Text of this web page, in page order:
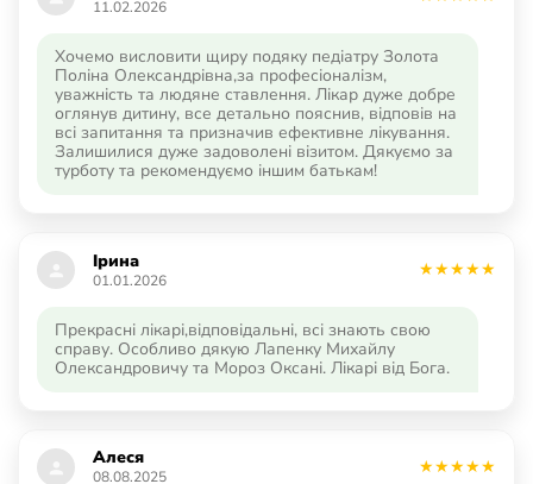
Хочемо висловити щиру подяку педіатру Золота
Поліна Олександрівна,за професіоналізм,
уважність та людяне ставлення. Лікар дуже добре
оглянув дитину, все детально пояснив, відповів на
всі запитання та призначив ефективне лікування.
Залишилися дуже задоволені візитом. Дякуємо за
турботу та рекомендуємо іншим батькам!
11.02.2026
Прекрасні лікарі,відповідальні, всі знають свою
справу. Особливо дякую Лапенку Михайлу
Олександровичу та Мороз Оксані. Лікарі від Бога.
01.01.2026
Ірина
08.08.2025
Алеся